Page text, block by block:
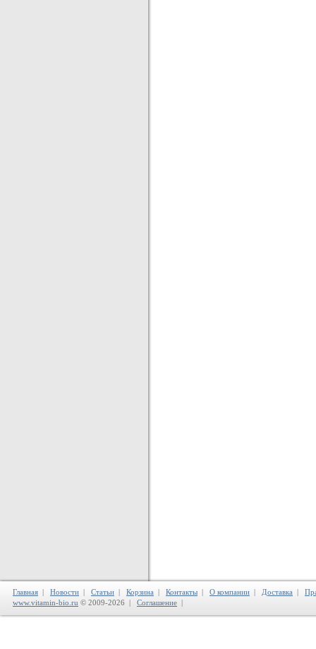
Главная | Новости | Статьи | Корзина | Контакты | О компании | Доставка |
www.vitamin-bio.ru © 2009-2026 | Соглашение |